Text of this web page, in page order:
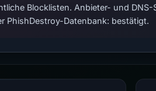
Blocklisten. Anbieter- und
PhishDestroy-Datenbank: bestätigt.